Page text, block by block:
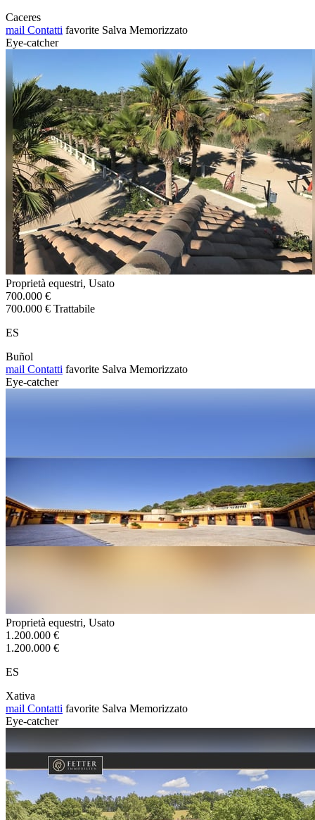
Caceres
mail Contatti favorite Salva Memorizzato
Eye-catcher
Proprietà equestri, Usato
700.000 €
700.000 € Trattabile
ES
Buñol
mail Contatti favorite Salva Memorizzato
Eye-catcher
Proprietà equestri, Usato
1.200.000 €
1.200.000 €
ES
Xativa
mail Contatti favorite Salva Memorizzato
Eye-catcher